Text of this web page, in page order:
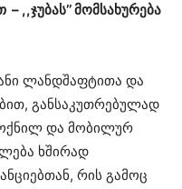
– ,,ჯუბას’’ მომსახურება
ლანდშაფტითა და
განსაკუთრებულად
და მობილურ
ხშირად
რის გამოც